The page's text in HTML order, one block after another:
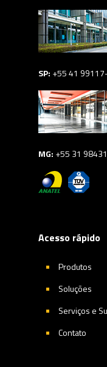
SP: +55 41
MG: +55 31
Acesso rápido
Produtos
Soluções
Serviços e
Contato